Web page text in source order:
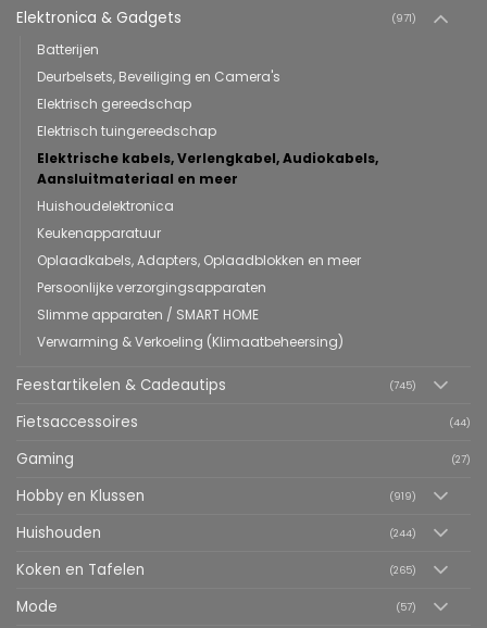
Elektronica & Gadgets (971)
Batterijen
Deurbelsets, Beveiliging en Camera's
Elektrisch gereedschap
Elektrisch tuingereedschap
Elektrische kabels, Verlengkabel, Audiokabels,
Aansluitmateriaal en meer
Huishoudelektronica
Keukenapparatuur
Oplaadkabels, Adapters, Oplaadblokken en meer
Persoonlijke verzorgingsapparaten
Slimme apparaten / SMART HOME
Verwarming & Verkoeling (Klimaatbeheersing)
Feestartikelen & Cadeautips (745)
Fietsaccessoires (44)
Gaming (27)
Hobby en Klussen (919)
Huishouden (244)
Koken en Tafelen (265)
Mode (57)